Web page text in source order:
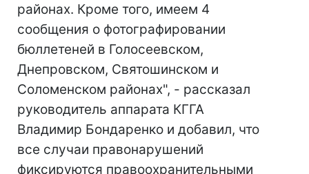
районах. Кроме того, имеем 4
сообщения о фотографировании
бюллетеней в Голосеевском,
Днепровском, Святошинском и
Соломенском районах", - рассказал
руководитель аппарата КГГА
Владимир Бондаренко и добавил, что
все случаи правонарушений
фиксируются правоохранительными